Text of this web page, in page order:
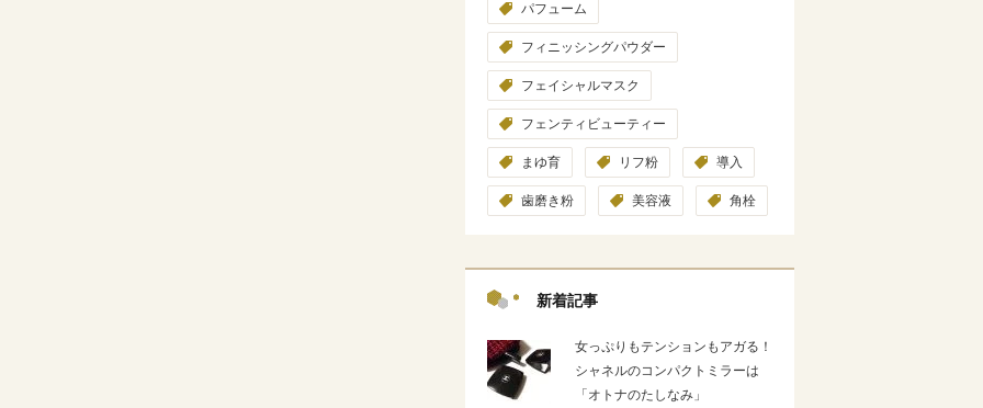
パフューム
フィニッシングパウダー
フェイシャルマスク
フェンティビューティー
まゆ育 リフ粉 導入
歯磨き粉 美容液 角栓
新着記事
女っぷりもテンションもアガる！
シャネルのコンパクトミラーは
「オトナのたしなみ」